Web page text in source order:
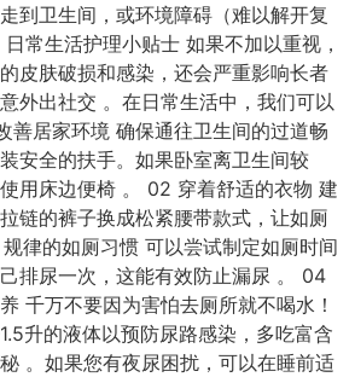
到卫生间，或环境障碍（难以解开复
常生活护理小贴士 如果不加以重视，
皮肤破损和感染，还会严重影响长者
外出社交 。在日常生活中，我们可以
善居家环境 确保通往卫生间的过道畅
安全的扶手。如果卧室离卫生间较
用床边便椅 。 02 穿着舒适的衣物 建
链的裤子换成松紧腰带款式，让如厕
律的如厕习惯 可以尝试制定如厕时间
排尿一次，这能有效防止漏尿 。 04
千万不要因为害怕去厕所就不喝水！
升的液体以预防尿路感染，多吃富含
。如果您有夜尿困扰，可以在睡前适